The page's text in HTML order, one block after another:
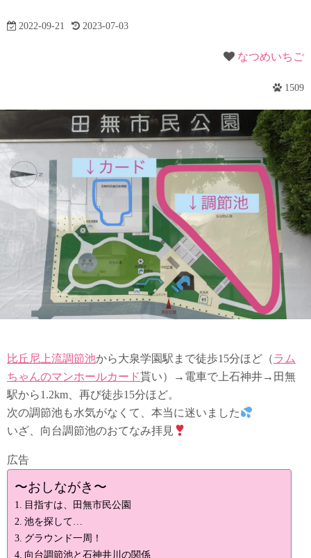
2022-09-21 2023-07-03
なつめいちご
1509
比丘尼上流調節池から大泉学園駅まで徒歩15分ほど（ラム
ちゃんのマンホールカード貰い）→電車で上石神井→田無
駅から1.2km、再び徒歩15分ほど。
次の調節池も水気がなくて、本当に迷いました
いざ、向台調節池のおてなみ拝見
広告
〜おしながき〜
目指すは、田無市民公園
池を探して…
グラウンド一周！
向台調節池と石神井川の関係